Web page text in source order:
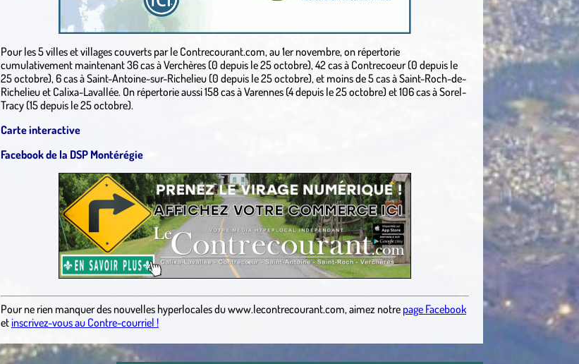
Pour les 5 villes et villages couverts par le Contrecourant.com, au 1er novembre, on répertorie
cumulativement maintenant 36 cas à Verchères (0 depuis le 25 octobre), 42 cas à Contrecoeur (0 depuis le
25 octobre), 6 cas à Saint-Antoine-sur-Richelieu (0 depuis le 25 octobre), et moins de 5 cas à Saint-Roch-de-
Richelieu et Calixa-Lavallée. On répertorie aussi 158 cas à Varennes (4 depuis le 25 octobre) et 106 cas à Sorel-
Tracy (15 depuis le 25 octobre).
Carte interactive
Facebook de la DSP Montérégie
Pour ne rien manquer des nouvelles hyperlocalesduwww.lecontrecourant.com,aimez notre page Facebook
etinscrivez-vous au Contre-courriel !